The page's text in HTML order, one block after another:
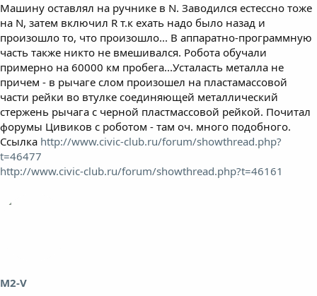
Машину оставлял на ручнике в N. Заводился естессно тоже
на N, затем включил R т.к ехать надо было назад и
произошло то, что произошло... В аппаратно-программную
часть также никто не вмешивался. Робота обучали
примерно на 60000 км пробега...Усталасть металла не
причем - в рычаге слом произошел на пластамассовой
части рейки во втулке соединяющей металлический
стержень рычага с черной пластмассовой рейкой. Почитал
форумы Цивиков с роботом - там оч. много подобного.
Ссылка http://www.civic-club.ru/forum/showthread.php?
t=46477
http://www.civic-club.ru/forum/showthread.php?t=46161
M2-V